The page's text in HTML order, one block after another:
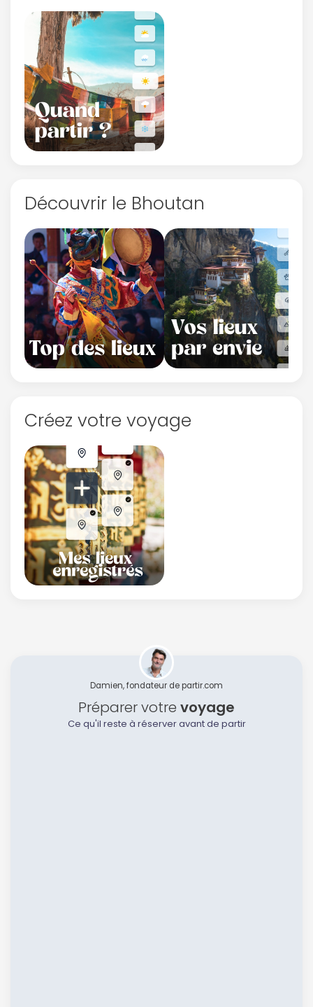
Découvrir le Bhoutan
Créez votre voyage
Damien, fondateur de partir.com
Préparer votre voyage
Ce qu'il reste à réserver avant de partir